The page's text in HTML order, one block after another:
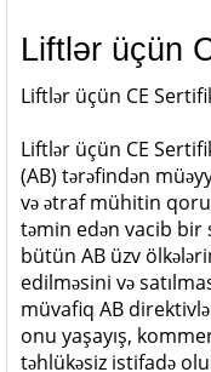
Liftlər üçün
Liftlər üçün CE
Liftlər üçün CE
(AB) tərəfindən
və ətraf mühitin
təmin edən vacib
bütün AB üzv
edilməsini və
müvafiq AB
onu yaşayış,
təhlükəsiz istifadə